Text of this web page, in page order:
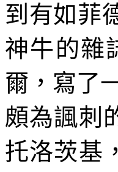
到有如菲
神牛的雜
爾，寫了
頗為諷刺
托洛茨基